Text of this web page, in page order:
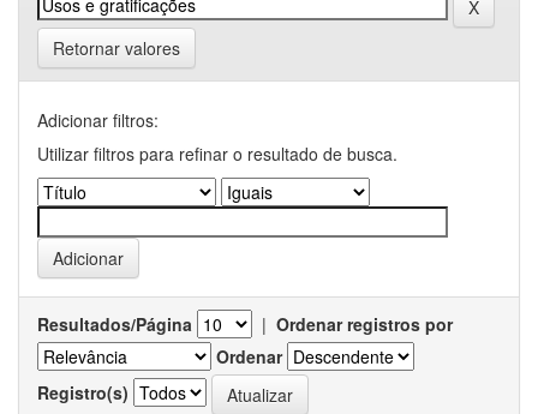
Retornar valores
Adicionar filtros:
Utilizar filtros para refinar o resultado de busca.
Resultados/Página | Ordenar registros por
Ordenar
Registro(s)